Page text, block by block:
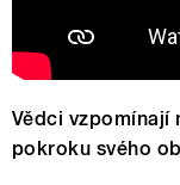
Vědci vzpomínají
pokroku svého